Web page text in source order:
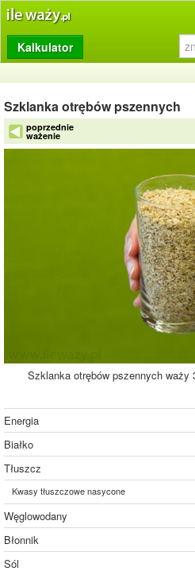
Produkty
Dziennik
Przelicznik
Porównywarka
Kalkulator
Szklanka otrębów pszennych
poprzednie
ważenie
Szklanka otrębów pszennych waży
Energia
Białko
Tłuszcz
Kwasy tłuszczowe nasycone
Węglowodany
Błonnik
Sól